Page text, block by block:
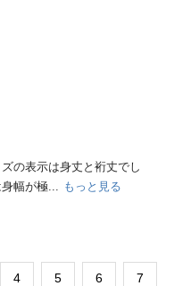
の表示は身丈と裄丈でし
幅が極... もっと見る
​4 ​5 ​6 ​7